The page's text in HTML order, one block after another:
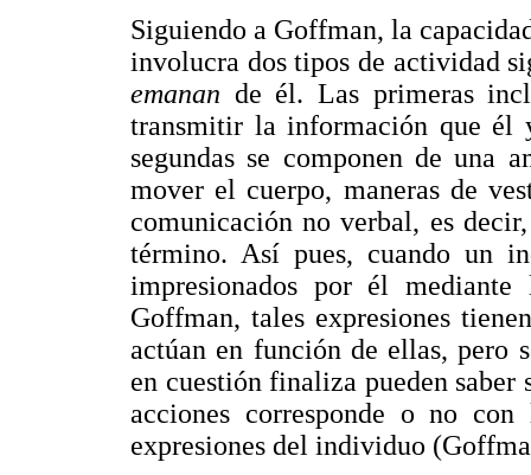
Siguiendo a Goffman, la
involucra dos tipos de actividad
emanan de él. Las primeras
transmitir la información que él
segundas se componen de una
mover el cuerpo, maneras de
comunicación no verbal, es
término. Así pues, cuando un
impresionados por él
Goffman, tales expresiones
actúan en función de ellas, pero
en cuestión finaliza pueden
acciones corresponde o no
expresiones del individuo